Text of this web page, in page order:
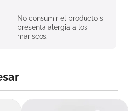
No consumir el producto si
presenta alergia a los
mariscos.